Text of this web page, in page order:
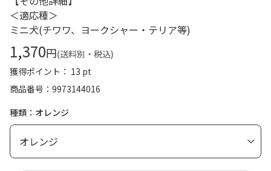
＜適応種＞
ミニ犬(チワワ、ヨークシャー・テリア等)
1,370円(送料別・税込)
獲得ポイント： 13 pt
商品番号
9973144016
種類：オレンジ